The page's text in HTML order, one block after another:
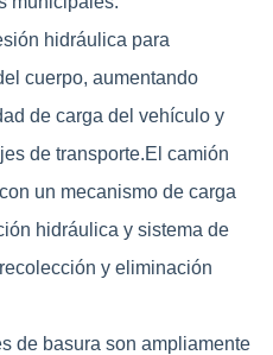
hidráulica para
cuerpo, aumentando
de carga del vehículo y
de transporte.El camión
un mecanismo de carga
hidráulica y sistema de
y eliminación
de basura son ampliamente